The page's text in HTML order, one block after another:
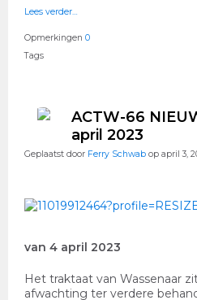
Lees verder…
Opmerkingen 0
Tags
ACTW-66
april 2023
Geplaatst door Ferry Schwab op april 3,
van 4 april 2023
Het traktaat van Wassenaar
afwachting ter verdere